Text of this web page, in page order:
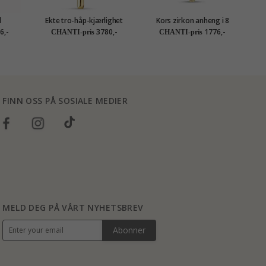
gull
Ekte tro-håp-kjærlighet
anheng i 9 karat gull -
Amoré
CHANTI-pris 3780,-
Kors zirkon anheng i 8
karat - Amoré
CHANTI-pris 1776,-
FINN OSS PÅ SOSIALE MEDIER
MELD DEG PÅ VÅRT NYHETSBREV
Abonner